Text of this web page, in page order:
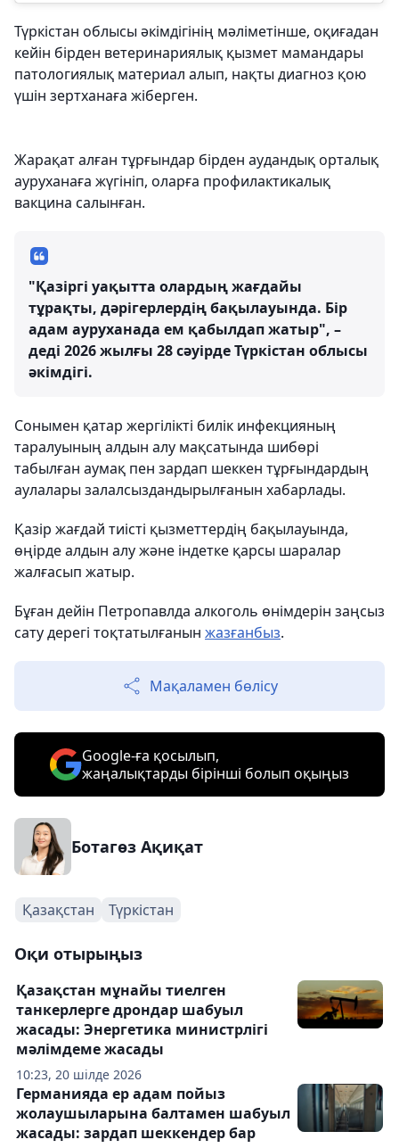
Түркістан облысы әкімдігінің мәліметінше, оқиғадан
кейін бірден ветеринариялық қызмет мамандары
патологиялық материал алып, нақты диагноз қою
үшін зертханаға жіберген.
Жарақат алған тұрғындар бірден аудандық орталық
ауруханаға жүгініп, оларға профилактикалық
вакцина салынған.
"Қазіргі уақытта олардың жағдайы
тұрақты, дәрігерлердің бақылауында. Бір
адам ауруханада ем қабылдап жатыр", –
деді 2026 жылғы 28 сәуірде Түркістан облысы
әкімдігі.
Сонымен қатар жергілікті билік инфекцияның
таралуының алдын алу мақсатында шибөрі
табылған аумақ пен зардап шеккен тұрғындардың
аулалары залалсыздандырылғанын хабарлады.
Қазір жағдай тиісті қызметтердің бақылауында,
өңірде алдын алу және індетке қарсы шаралар
жалғасып жатыр.
Бұған дейін Петропавлда алкоголь өнімдерін заңсыз
сату дерегі тоқтатылғанын жазғанбыз.
Мақаламен бөлісу
Google-ға қосылып,
жаңалықтарды бірінші болып оқыңыз
Ботагөз Ақиқат
Қазақстан Түркістан
Оқи отырыңыз
10:23, 20 шілде 2026
Қазақстан мұнайы тиелген
танкерлерге дрондар шабуыл
жасады: Энергетика министрлігі
мәлімдеме жасады
Германияда ер адам пойыз
жолаушыларына балтамен шабуыл
жасады: зардап шеккендер бар